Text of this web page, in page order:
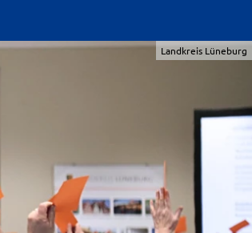
Landkreis Lüneburg